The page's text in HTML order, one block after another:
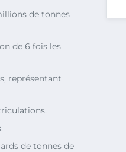
de tonnes
de 6 fois les
représentant
de tonnes de